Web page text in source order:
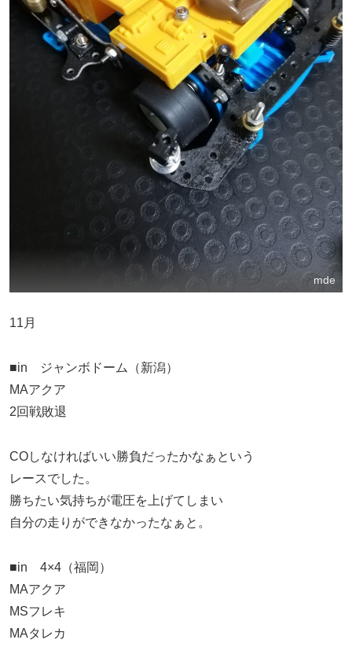
mde
11月
■in ジャンボドーム（新潟）
MAアクア
2回戦敗退
COしなければいい勝負だったかなぁという
レースでした。
勝ちたい気持ちが電圧を上げてしまい
自分の走りができなかったなぁと。
■in 4×4（福岡）
MAアクア
MSフレキ
MAタレカ